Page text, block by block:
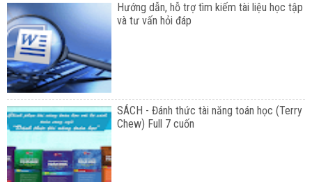
Hướng dẫn, hỗ trợ tìm kiếm tài liệu học tập
và tư vấn hỏi đáp
SÁCH - Đánh thức tài năng toán học (Terry
Chew) Full 7 cuốn